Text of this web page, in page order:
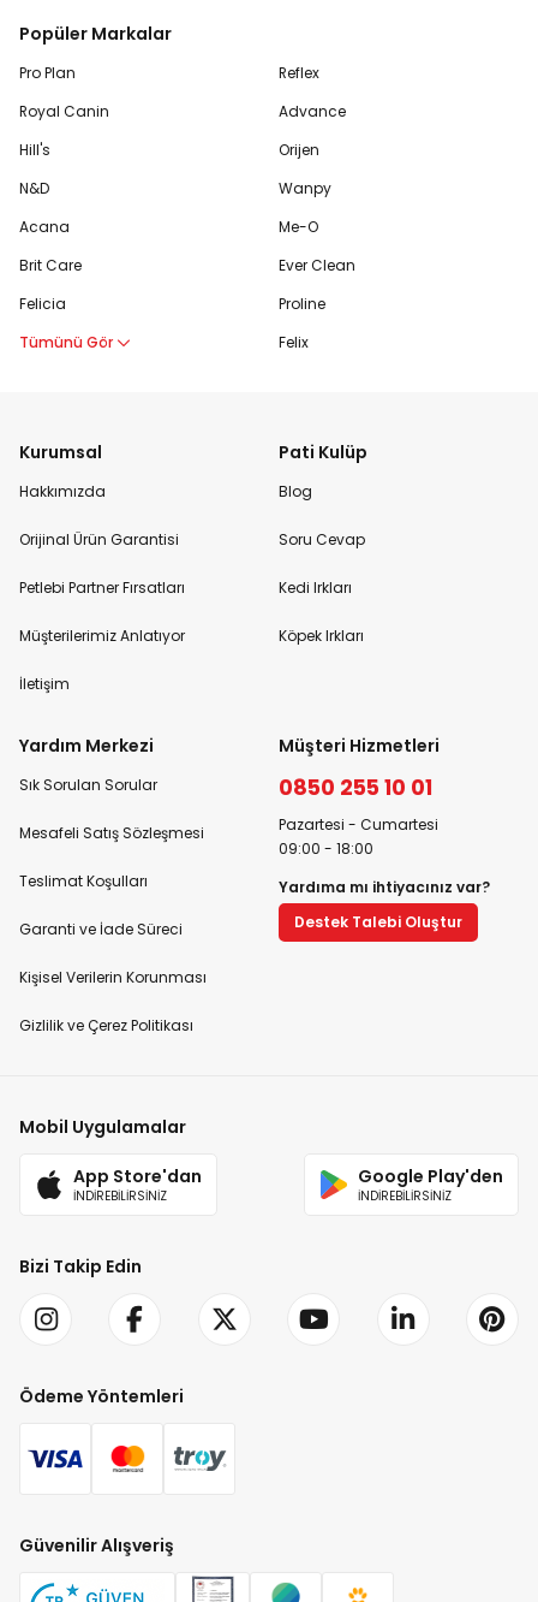
Popüler Markalar
Pro Plan
Royal Canin
Hill's
N&D
Acana
Brit Care
Felicia
Tümünü Gör
Reflex
Advance
Orijen
Wanpy
Me-O
Ever Clean
Proline
Felix
Kurumsal
Hakkımızda
Orijinal Ürün Garantisi
Petlebi Partner Fırsatları
Müşterilerimiz Anlatıyor
İletişim
Pati Kulüp
Blog
Soru Cevap
Kedi Irkları
Köpek Irkları
Yardım Merkezi
Sık Sorulan Sorular
Mesafeli Satış Sözleşmesi
Teslimat Koşulları
Garanti ve İade Süreci
Kişisel Verilerin Korunması
Gizlilik ve Çerez Politikası
Müşteri Hizmetleri
0850 255 10 01
Pazartesi - Cumartesi
09:00 - 18:00
Yardıma mı ihtiyacınız var?
Destek Talebi Oluştur
Mobil Uygulamalar
App Store'dan
İNDİREBİLİRSİNİZ
Google Play'den
İNDİREBİLİRSİNİZ
Bizi Takip Edin
Ödeme Yöntemleri
Güvenilir Alışveriş